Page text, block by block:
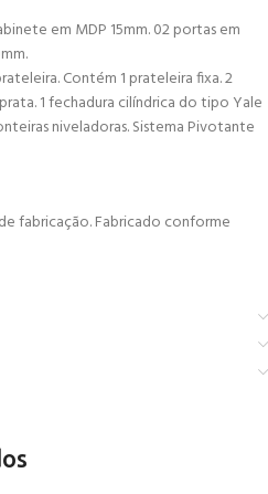
em MDP 15mm. 02 portas em
Contém 1 prateleira fixa. 2
1 fechadura cilíndrica do tipo Yale
niveladoras. Sistema Pivotante
fabricação. Fabricado conforme